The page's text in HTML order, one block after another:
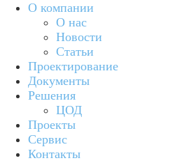
О компании
О нас
Новости
Статьи
Проектирование
Документы
Решения
ЦОД
Проекты
Сервис
Контакты